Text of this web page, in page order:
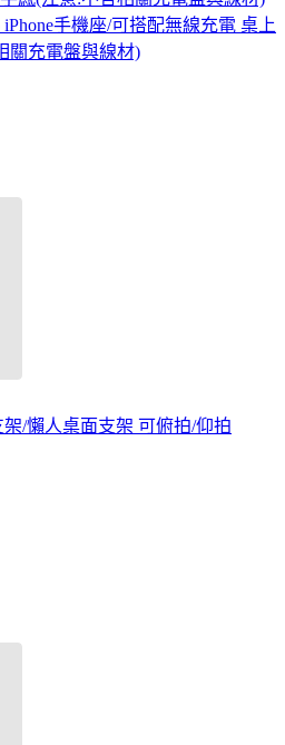
手機座/可搭配無線充電 桌上
關充電盤與線材)
/懶人桌面支架 可俯拍/仰拍